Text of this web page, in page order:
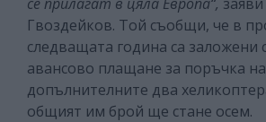
Гвоздейков. Той съобщи, че в
следващата година са заложени
авансово плащане за поръчка на
допълнителните два
общият им брой ще стане осем.